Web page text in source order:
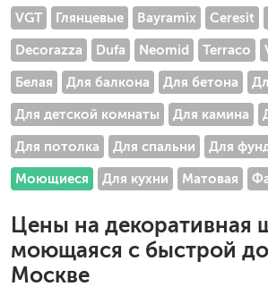
VGT Глянцевые Bayramix Ceresit
Decorazza Dufa Neomid Terraco
Белая Для балкона Для бетона
Для детской комнаты Для камина
Для потолка Для спальни Для
Моющиеся Для кухни Матовая
Цены на декоративная
моющаяся с быстрой
Москве